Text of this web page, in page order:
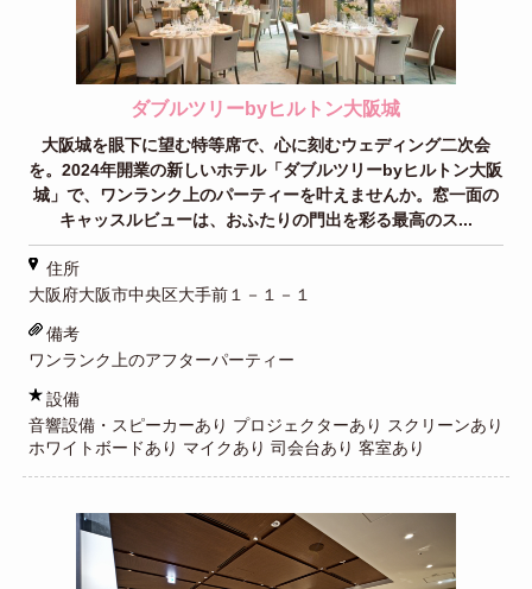
ダブルツリーbyヒルトン大阪城
大阪城を眼下に望む特等席で、心に刻むウェディング二次会
を。2024年開業の新しいホテル「ダブルツリーbyヒルトン大阪
城」で、ワンランク上のパーティーを叶えませんか。窓一面の
キャッスルビューは、おふたりの門出を彩る最高のス...
住所
大阪府大阪市中央区大手前１－１－１
備考
ワンランク上のアフターパーティー
設備
音響設備・スピーカーあり プロジェクターあり スクリーンあり
ホワイトボードあり マイクあり 司会台あり 客室あり